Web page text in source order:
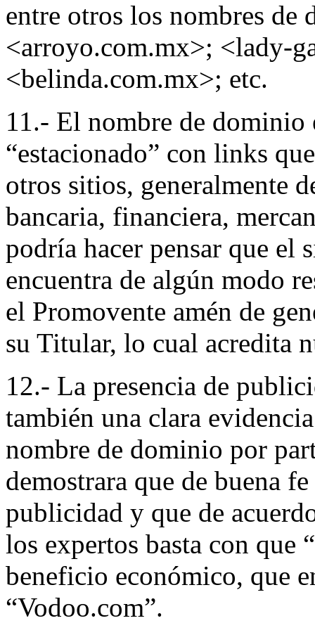
entre otros los nombres
<arroyo.com.mx>; <lady-
<belinda.com.mx>; etc.
11.- El nombre de dominio
“estacionado” con links
otros sitios, generalmente
bancaria, financiera,
podría hacer pensar que el
encuentra de algún modo
el Promovente amén de
su Titular, lo cual acredita
12.- La presencia de
también una clara
nombre de dominio por
demostrara que de buena
publicidad y que de
los expertos basta con que
beneficio económico, que
“Vodoo.com”.